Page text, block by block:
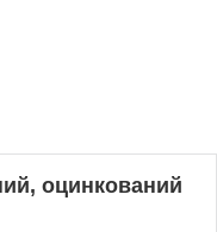
оцинкований